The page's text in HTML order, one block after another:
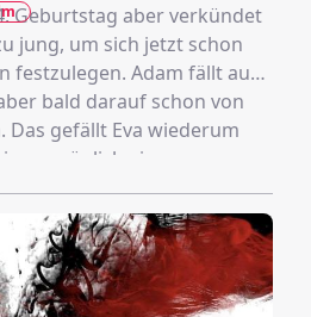
Geburtstag aber verkündet
jung, um sich jetzt schon
festzulegen. Adam fällt aus
bald darauf schon von
gefällt Eva wiederum
womöglich einen
weitere
schrecklich peinliche
Eva, um sich darüber klar zu
Adam sich nicht